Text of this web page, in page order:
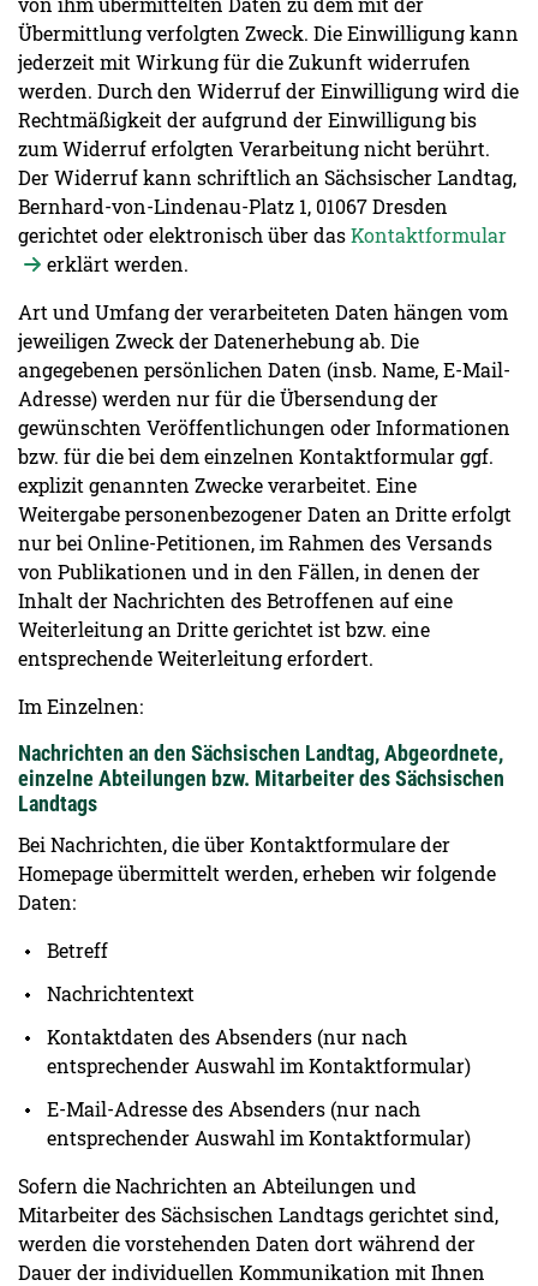
Übermittlung verfolgten Zweck. Die Einwilligung kann
jederzeit mit Wirkung für die Zukunft widerrufen
werden. Durch den Widerruf der Einwilligung wird die
Rechtmäßigkeit der aufgrund der Einwilligung bis
zum Widerruf erfolgten Verarbeitung nicht berührt.
Der Widerruf kann schriftlich an Sächsischer Landtag,
Bernhard-von-Lindenau-Platz 1, 01067 Dresden
gerichtet oder elektronisch über dasKontaktformular
erklärt werden.
Art und Umfang der verarbeiteten Daten hängen vom
jeweiligen Zweck der Datenerhebung ab. Die
angegebenen persönlichen Daten (insb. Name, E-Mail-
Adresse) werden nur für die Übersendung der
gewünschten Veröffentlichungen oder Informationen
bzw. für die bei dem einzelnen Kontaktformular ggf.
explizit genannten Zwecke verarbeitet. Eine
Weitergabe personenbezogener Daten an Dritte erfolgt
nur bei Online-Petitionen, im Rahmen des Versands
von Publikationen und in den Fällen, in denen der
Inhalt der Nachrichten des Betroffenen auf eine
Weiterleitung an Dritte gerichtet ist bzw. eine
entsprechende Weiterleitung erfordert.
Im Einzelnen:
Nachrichten an den Sächsischen Landtag, Abgeordnete,
einzelne Abteilungen bzw. Mitarbeiter des Sächsischen
Landtags
Bei Nachrichten, die über Kontaktformulare der
Homepage übermittelt werden, erheben wir folgende
Daten:
Betreff
Nachrichtentext
Kontaktdaten des Absenders (nur nach
entsprechender Auswahl im Kontaktformular)
E-Mail-Adresse des Absenders (nur nach
entsprechender Auswahl im Kontaktformular)
Sofern die Nachrichten an Abteilungen und
Mitarbeiter des Sächsischen Landtags gerichtet sind,
werden die vorstehenden Daten dort während der
Dauer der individuellen Kommunikation mit Ihnen